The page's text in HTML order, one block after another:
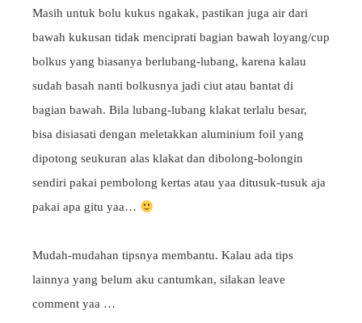
Masih untuk bolu kukus ngakak, pastikan juga air dari
bawah kukusan tidak menciprati bagian bawah loyang/cup
bolkus yang biasanya berlubang-lubang, karena kalau
sudah basah nanti bolkusnya jadi ciut atau bantat di
bagian bawah. Bila lubang-lubang klakat terlalu besar,
bisa disiasati dengan meletakkan aluminium foil yang
dipotong seukuran alas klakat dan dibolong-bolongin
sendiri pakai pembolong kertas atau yaa ditusuk-tusuk aja
pakai apa gitu yaa…
Mudah-mudahan tipsnya membantu. Kalau ada tips
lainnya yang belum aku cantumkan, silakan leave
comment yaa …